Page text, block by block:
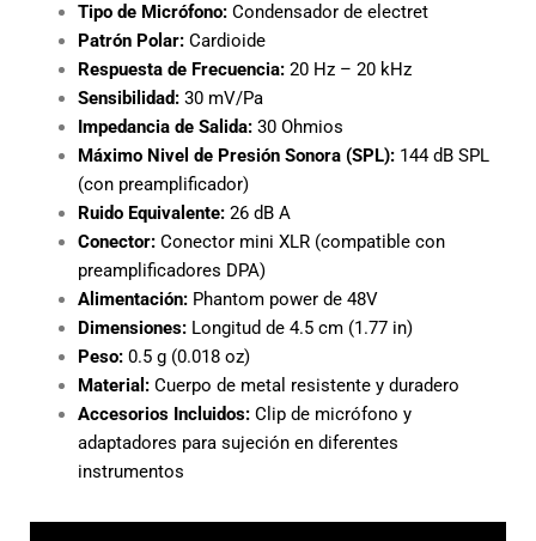
Tipo de Micrófono: Condensador de electret
Patrón Polar: Cardioide
Respuesta de Frecuencia: 20 Hz – 20 kHz
Sensibilidad: 30 mV/Pa
Impedancia de Salida: 30 Ohmios
Máximo Nivel de Presión Sonora (SPL): 144 dB SPL
(con preamplificador)
Ruido Equivalente: 26 dB A
Conector: Conector mini XLR (compatible con
preamplificadores DPA)
Alimentación: Phantom power de 48V
Dimensiones: Longitud de 4.5 cm (1.77 in)
Peso: 0.5 g (0.018 oz)
Material: Cuerpo de metal resistente y duradero
Accesorios Incluidos: Clip de micrófono y
adaptadores para sujeción en diferentes
instrumentos